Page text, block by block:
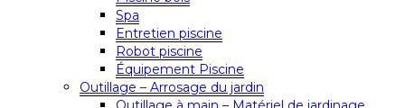
Spa
Entretien piscine
Robot piscine
Équipement Piscine
Outillage – Arrosage du jardin